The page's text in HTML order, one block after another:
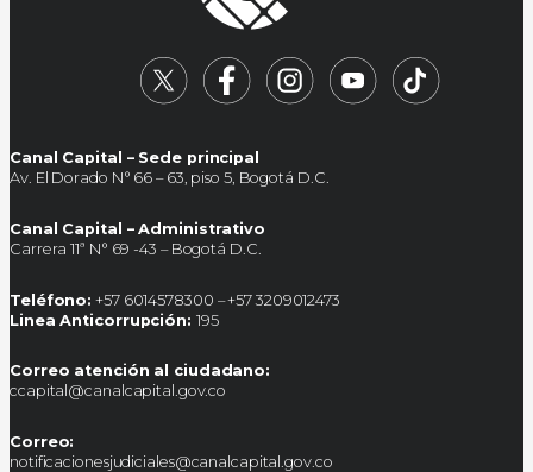
Canal Capital – Sede principal
Av. El Dorado N° 66 – 63, piso 5, Bogotá D.C.
Canal Capital – Administrativo
Carrera 11ª N° 69 -43 – Bogotá D.C.
Teléfono: +57 6014578300 – +57 3209012473
Linea Anticorrupción: 195
Correo atención al ciudadano:
ccapital@canalcapital.gov.co
Correo:
notificacionesjudiciales@canalcapital.gov.co